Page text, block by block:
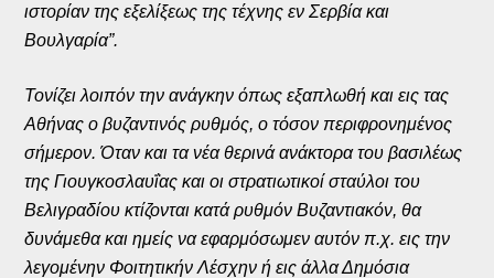
ιστορίαν της εξελίξεως της τέχνης εν Σερβία και
Βουλγαρία”.
Τονίζει λοιπόν την ανάγκην όπως εξαπλωθή και εις τας
Αθήνας ο βυζαντινός ρυθμός, ο τόσον περιφρονημένος
σήμερον. Όταν και τα νέα θερινά ανάκτορα του βασιλέως
της Γιουγκοσλαυΐας και οι στρατιωτικοί σταύλοι του
Βελιγραδίου κτίζονται κατά ρυθμόν Βυζαντιακόν, θα
δυνάμεθα και ημείς να εφαρμόσωμεν αυτόν π.χ. εις την
λεγομένην Φοιτητικήν Λέσχην ή εις άλλα Δημόσια